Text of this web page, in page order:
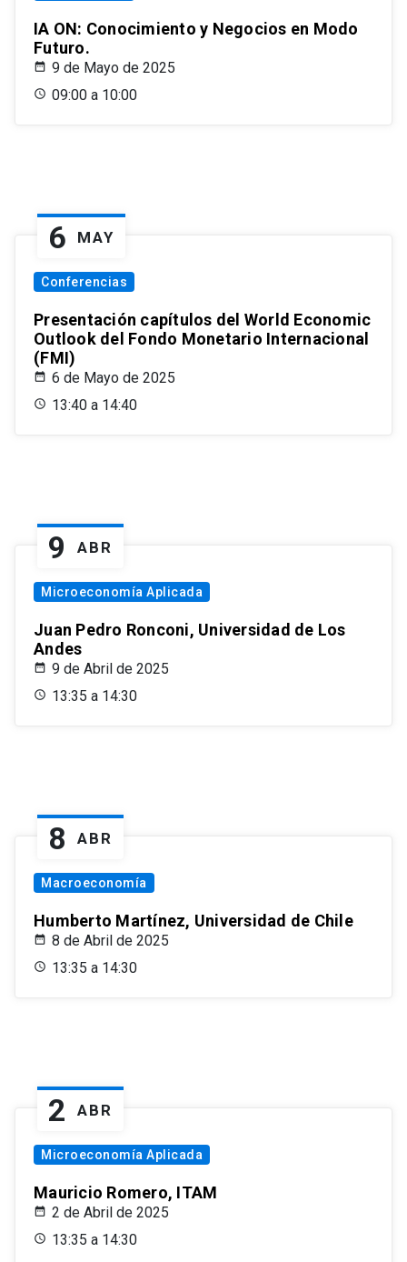
IA ON: Conocimiento y Negocios en Modo
Futuro.
9 de Mayo de 2025
09:00 a 10:00
6 MAY
Conferencias
Presentación capítulos del World Economic
Outlook del Fondo Monetario Internacional
(FMI)
6 de Mayo de 2025
13:40 a 14:40
9 ABR
Microeconomía Aplicada
Juan Pedro Ronconi, Universidad de Los
Andes
9 de Abril de 2025
13:35 a 14:30
8 ABR
Macroeconomía
Humberto Martínez, Universidad de Chile
8 de Abril de 2025
13:35 a 14:30
2 ABR
Microeconomía Aplicada
Mauricio Romero, ITAM
2 de Abril de 2025
13:35 a 14:30